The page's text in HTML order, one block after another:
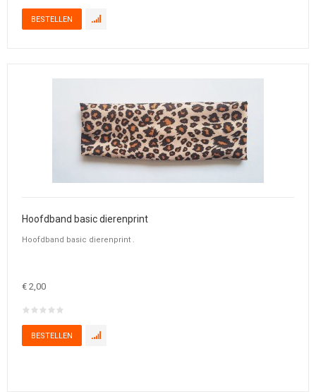
Hoofdband basic dierenprint
Hoofdband basic dierenprint .
€ 2,00